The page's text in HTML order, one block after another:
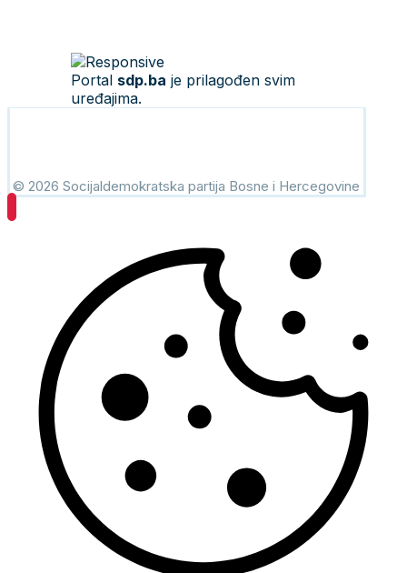
Portal sdp.ba je prilagođen svim
uređajima.
© 2026 Socijaldemokratska partija Bosne i Hercegovine